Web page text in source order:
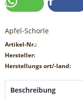
Apfel-Schorle
Artikel-Nr.:
Hersteller:
Herstellungs ort/-land:
Beschreibung